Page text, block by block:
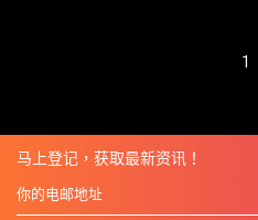
1
马上登记，获取最新资讯！